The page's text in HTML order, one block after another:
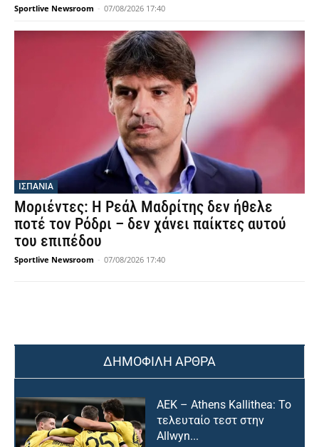
Sportlive Newsroom - 07/08/2026 17:40
ΙΣΠΑΝΙΑ
Μοριέντες: Η Ρεάλ Μαδρίτης δεν ήθελε
ποτέ τον Ρόδρι – δεν χάνει παίκτες αυτού
του επιπέδου
Sportlive Newsroom - 07/08/2026 17:40
ΔΗΜΟΦΙΛΗ ΑΡΘΡΑ
ΑΕΚ – Athens Kallithea: Το
τελευταίο τεστ στην
Allwyn...